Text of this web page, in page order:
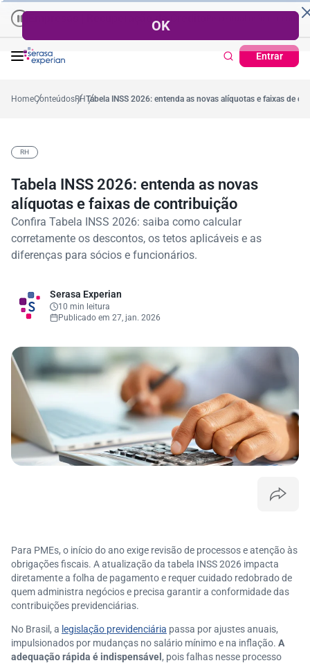
| Recuperação de Crédito
Entrar
no mês Cartão de Crédito | Cadastro Positivo
HomeConteúdosRHTabela INSS 2026: entenda as novas alíquotas e faixas de
RH
Tabela INSS 2026: entenda as novas
alíquotas e faixas de contribuição
Confira Tabela INSS 2026: saiba como calcular
corretamente os descontos, os tetos aplicáveis e as
diferenças para sócios e funcionários.
Serasa Experian
10 min leitura
Publicado em 27, jan. 2026
Para PMEs, o início do ano exige revisão de processos e atenção às
obrigações fiscais. A atualização da tabela INSS 2026 impacta
diretamente a folha de pagamento e requer cuidado redobrado de
quem administra negócios e precisa garantir a conformidade das
contribuições previdenciárias.
No Brasil, a legislação previdenciária passa por ajustes anuais,
impulsionados por mudanças no salário mínimo e na inflação. A
adequação rápida é indispensável , pois falhas nesse processo